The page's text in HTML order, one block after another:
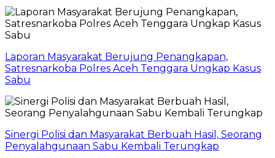
Laporan Masyarakat Berujung Penangkapan,
Satresnarkoba Polres Aceh Tenggara Ungkap Kasus
Sabu
Sinergi Polisi dan Masyarakat Berbuah Hasil, Seorang
Penyalahgunaan Sabu Kembali Terungkap